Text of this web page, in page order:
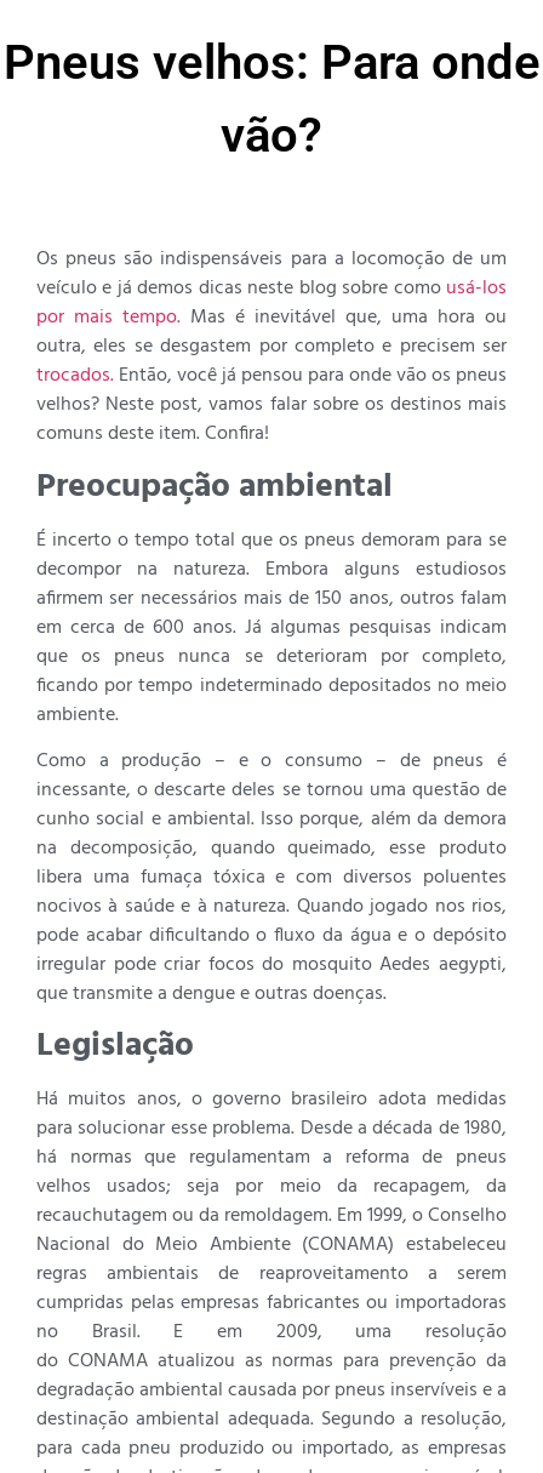
Pneus velhos: Para onde
vão?
Os pneus são indispensáveis para a locomoção de um
veículo e já demos dicas neste blog sobre comousá-los
por mais tempo. Mas é inevitável que, uma hora ou
outra, eles se desgastem por completo e precisem ser
trocados.Então, você já pensou para onde vão os pneus
velhos? Neste post, vamos falar sobre os destinos mais
comuns deste item. Confira!
Preocupação ambiental
É incerto o tempo total que os pneus demoram para se
decompor na natureza. Embora alguns estudiosos
afirmem ser necessários mais de 150 anos, outros falam
em cerca de 600 anos. Já algumas pesquisas indicam
que os pneus nunca se deterioram por completo,
ficando por tempo indeterminado depositados no meio
ambiente.
Como a produção – e o consumo – de pneus é
incessante, o descarte deles se tornou uma questão de
cunho social e ambiental. Isso porque, além da demora
na decomposição, quando queimado, esse produto
libera uma fumaça tóxica e com diversos poluentes
nocivos à saúde e à natureza. Quando jogado nos rios,
pode acabar dificultando o fluxo da água e o depósito
irregular pode criar focos do mosquito Aedes aegypti,
que transmite a dengue e outras doenças.
Legislação
Há muitos anos, o governo brasileiro adota medidas
para solucionar esse problema. Desde a década de 1980,
há normas que regulamentam a reforma de pneus
velhos usados; seja por meio da recapagem, da
recauchutagem ou da remoldagem. Em 1999, o Conselho
Nacional do Meio Ambiente (CONAMA) estabeleceu
regras ambientais de reaproveitamento a serem
cumpridas pelas empresas fabricantes ou importadoras
no Brasil. E em 2009, uma resolução
do CONAMA atualizou as normas para prevenção da
degradação ambiental causada por pneus inservíveis e a
destinação ambiental adequada. Segundo a resolução,
para cada pneu produzido ou importado, as empresas